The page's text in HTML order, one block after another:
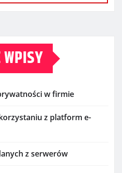
w firmie
z platform e-
z serwerów